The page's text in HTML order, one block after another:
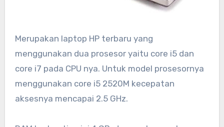
Merupakan laptop HP terbaru yang
menggunakan dua prosesor yaitu core i5 dan
core i7 pada CPU nya. Untuk model prosesornya
menggunakan core i5 2520M kecepatan
aksesnya mencapai 2.5 GHz.